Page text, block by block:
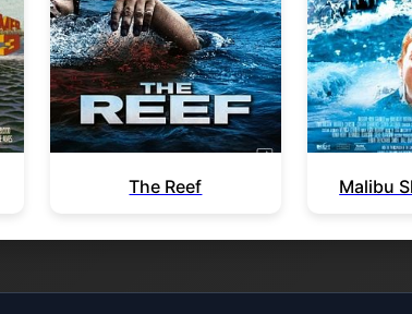
The Reef Malibu